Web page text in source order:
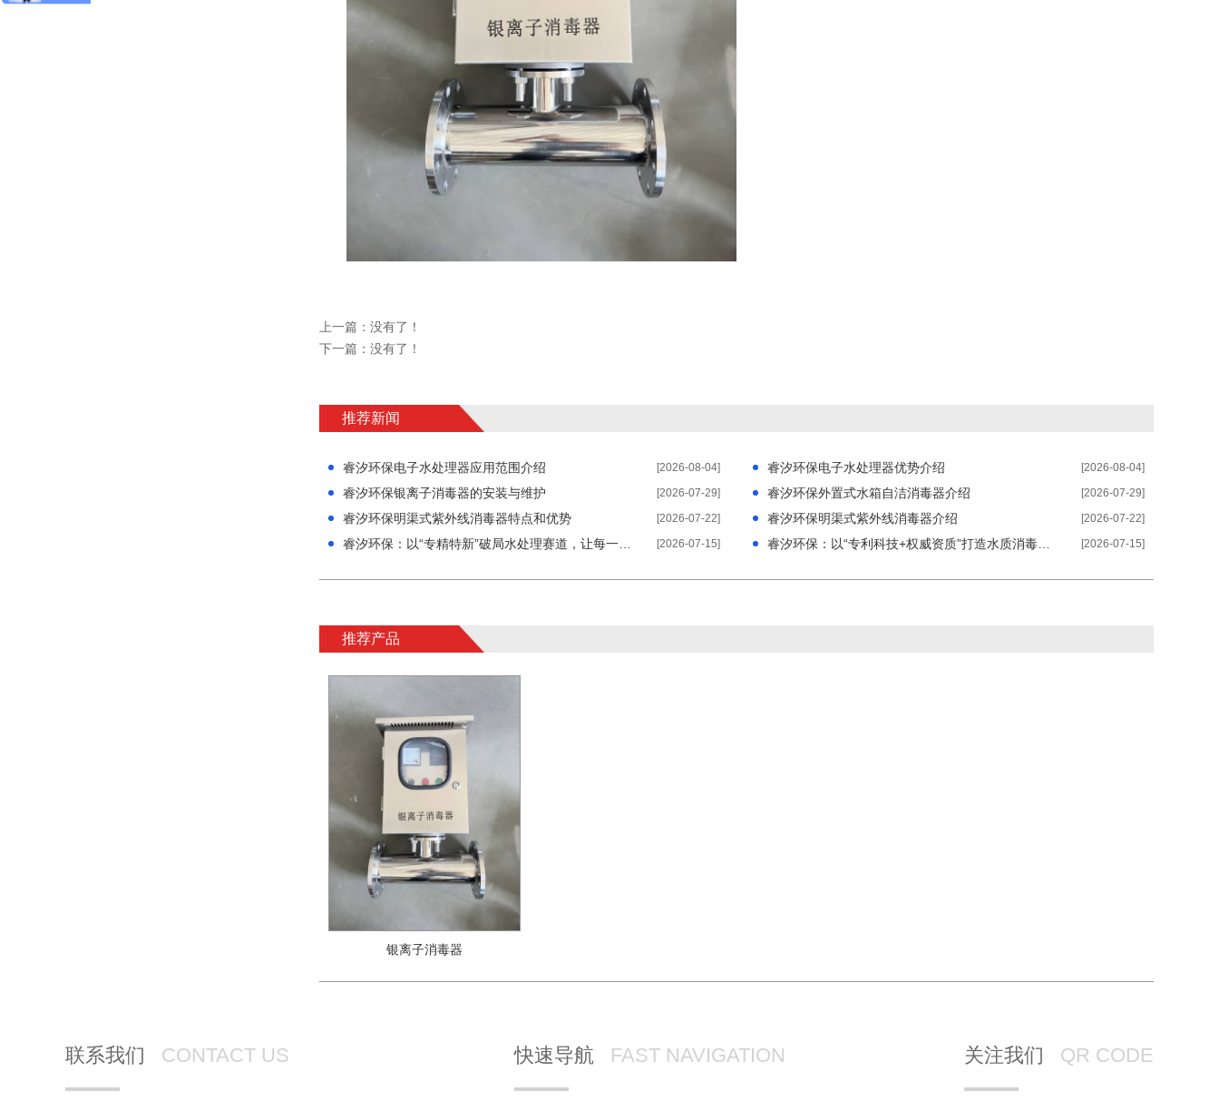
上一篇：没有了！
下一篇：没有了！
推荐新闻
睿汐环保电子水处理器应用范围介绍 [2026-08-04] 睿汐环保电子水处理器优势介绍 [2026-08-04]
睿汐环保银离子消毒器的安装与维护 [2026-07-29] 睿汐环保外置式水箱自洁消毒器介绍 [2026-07-29]
睿汐环保明渠式紫外线消毒器特点和优势 [2026-07-22] 睿汐环保明渠式紫外线消毒器介绍 [2026-07-22]
睿汐环保：以“专精特新”破局水处理赛道，让每一滴水都经得起检验 [2026-07-15] 睿汐环保：以“专利科技+权威资质”打造水质消毒硬核防线 [2026-07-15]
推荐产品
银离子消毒器
联系我们 CONTACT US 快速导航 FAST NAVIGATION 关注我们 QR CODE